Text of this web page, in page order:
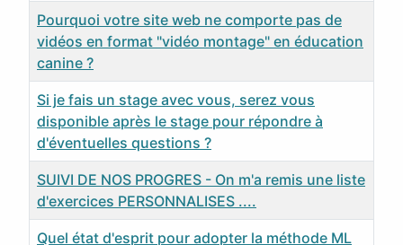
Pourquoi votre site web ne comporte pas de
vidéos en format "vidéo montage" en éducation
canine ?
Si je fais un stage avec vous, serez vous
disponible après le stage pour répondre à
d'éventuelles questions ?
SUIVI DE NOS PROGRES - On m'a remis une liste
d'exercices PERSONNALISES ....
Quel état d'esprit pour adopter la méthode ML